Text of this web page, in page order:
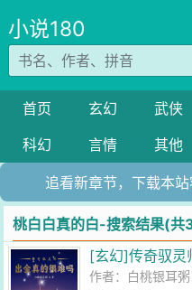
小说180
首页 玄幻 武侠
科幻
言情 其他
追看新章节，下载本
桃白白真的白-搜索结果(共
[玄幻]传奇驭灵
作者： 白桃银耳粥